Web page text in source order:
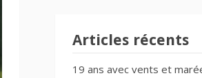
Articles récents
19 ans avec vents et